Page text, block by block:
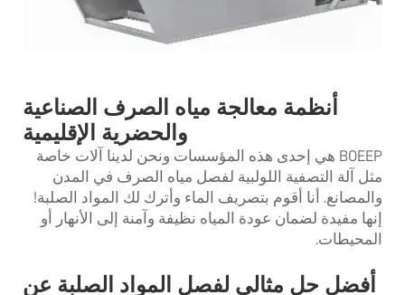
أنظمة معالجة مياه الصرف الصناعية
والحضرية الإقليمية
BOEEP هي إحدى هذه المؤسسات ونحن لدينا آلات خاصة
مثل آلة التصفية اللولبية لفصل مياه الصرف في المدن
والمصانع. أنا أقوم بتصريف الماء وأترك لك المواد الصلبة!
إنها مفيدة لضمان عودة المياه نظيفة وآمنة إلى الأنهار أو
المحيطات.
أفضل حل مثالي لفصل المواد الصلبة عن